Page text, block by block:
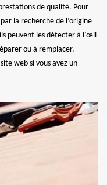
de qualité. Pour
la recherche de l’origine
peuvent les détecter à l’œil
ou à remplacer.
web si vous avez un